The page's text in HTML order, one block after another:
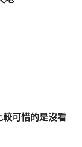
可惜的是沒看